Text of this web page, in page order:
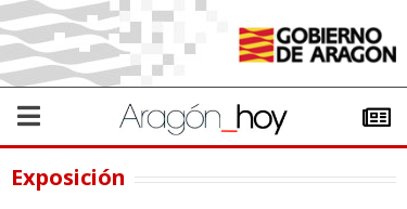
Exposición